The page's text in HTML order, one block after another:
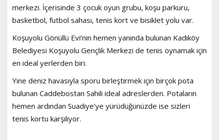
merkezi. İçerisinde 3 çocuk oyun grubu, koşu parkuru,
basketbol, futbol sahası, tenis kort ve bisiklet yolu var.
Koşuyolu Gönüllü Evi’nin hemen yanında bulunan Kadıköy
Belediyesi Koşuyolu Gençlik Merkezi de tenis oynamak için
en ideal yerlerden biri.
Yine deniz havasıyla sporu birleştirmek için birçok pota
bulunan Caddebostan Sahili ideal adreslerden. Potaların
hemen ardından Suadiye’ye yürüdüğünüzde ise sizleri
tenis kortu karşılıyor.